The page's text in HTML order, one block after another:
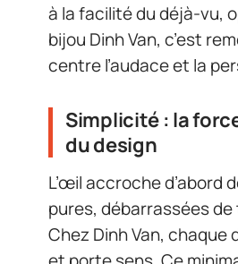
à la facilité du déjà-vu,
bijou Dinh Van, c’est
centre l’audace et la
Simplicité : la
du design
L’œil accroche d’abord
pures, débarrassées
Chez Dinh Van, chaque